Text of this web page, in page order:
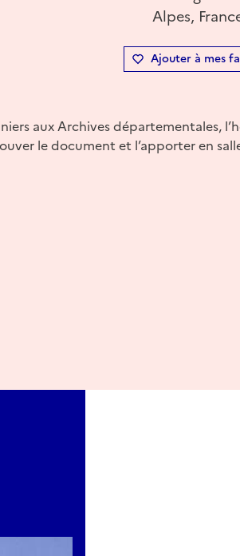
Alpes,
Ajouter à mes
aux Archives départementales,
le document et l’apporter en